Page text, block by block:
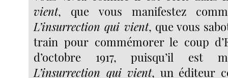
vient, que vous manifestez
L’insurrection qui vient, que vous
train pour commémorer le coup
d’octobre 1917, puisqu’il est
L’insurrection qui vient, un éditeur